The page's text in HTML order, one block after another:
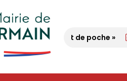
« argent de poche »